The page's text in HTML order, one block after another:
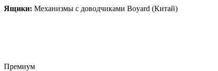
Ящики: Механизмы с доводчиками Boyard (Китай)
Премиум